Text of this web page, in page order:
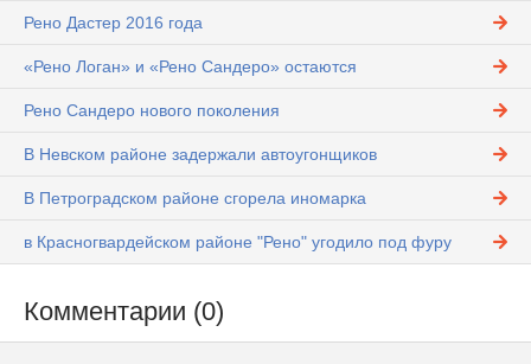
Рено Дастер 2016 года
«Рено Логан» и «Рено Сандеро» остаются
Рено Сандеро нового поколения
В Невском районе задержали автоугонщиков
В Петроградском районе сгорела иномарка
в Красногвардейском районе "Рено" угодило под фуру
Комментарии (0)